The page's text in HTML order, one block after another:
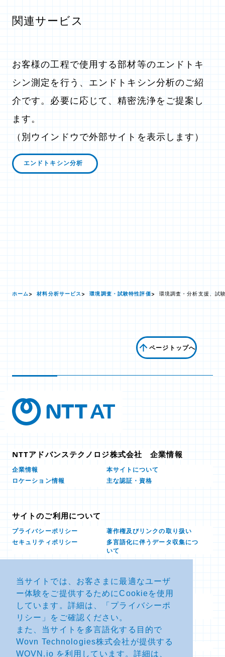
当サイトでは、お客さまに最適なユーザ
ー体験をご提供するためにCookieを使用
しています。詳細は、「 プライバシーポ
リシー 」をご確認ください。
また、当サイトを多言語化する目的で
Wovn Technologies株式会社が提供する
WOVN.io を利用しています。詳細は、
関連サービス
お客様の工程で使用する部材等のエンドトキ
シン測定を行う、エンドトキシン分析のご紹
介です。必要に応じて、精密洗浄をご提案し
ます。
（別ウインドウで外部サイトを表示します）
エンドトキシン分析
ホーム 材料分析サービス 環境調査・試験特性評価 環境調査・分析支援、試
ページトップへ
NTTアドバンステクノロジ株式会社 企業情報
企業情報
本サイトについて
ロケーション情報
主な認証・資格
サイトのご利用について
プライバシーポリシー
著作権及びリンクの取り扱い
セキュリティポリシー
多言語化に伴うデータ収集につ
いて
お問い合せ
よくあるお問い合わせFAQ
SDSダウンロード
製品・サービスに関する重要な
お知らせ
その他のお問い合わせ
サイトマップ